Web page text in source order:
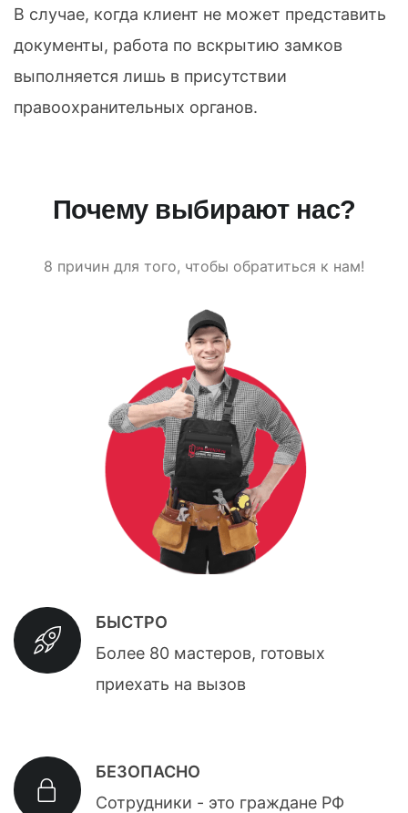
В случае, когда клиент не может представить
документы, работа по вскрытию замков
выполняется лишь в присутствии
правоохранительных органов.
Почему выбирают нас?
8 причин для того, чтобы обратиться к нам!
БЫСТРО
Более 80 мастеров, готовых
приехать на вызов
БЕЗОПАСНО
Сотрудники - это граждане РФ